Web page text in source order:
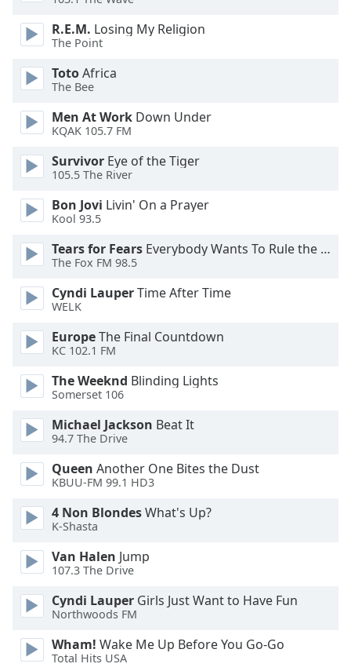
dialog
Escape
close
window.
Color
Background
Color
Opacity
Caption
Area
Background
Edge
R.E.M. Losing My Religion
The Point
TotoAfrica
The Bee
Men At Work Down Under
KQAK 105.7 FM
Survivor Eye of the Tiger
105.5 The River
Bon Jovi Livin' On a Prayer
Kool 93.5
Tears for Fears Everybody Wants To Rule the World
The Fox FM 98.5
Cyndi LauperTime After Time
WELK
EuropeThe Final Countdown
KC 102.1 FM
The Weeknd Blinding Lights
Somerset 106
Michael Jackson Beat It
94.7 The Drive
Queen Another One Bites the Dust
KBUU-FM 99.1 HD3
4 Non BlondesWhat's Up?
K-Shasta
Van Halen Jump
107.3 The Drive
Cyndi Lauper Girls Just Want to Have Fun
Northwoods FM
Wham! Wake Me Up Before You Go-Go
Total Hits USA